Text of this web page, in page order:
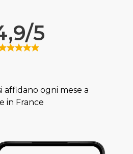
5
affidano ogni mese a
in France